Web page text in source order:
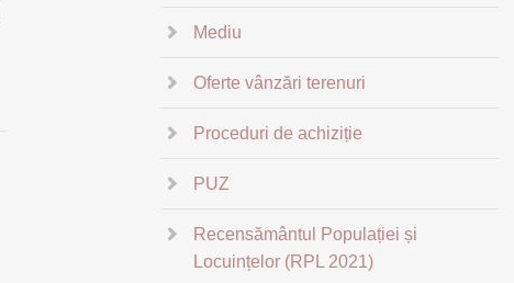
Mediu
Oferte vânzări terenuri
Proceduri de achiziție
PUZ
Recensământul Populației și
Locuințelor (RPL 2021)